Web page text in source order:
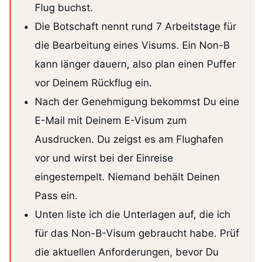
Flug buchst.
Die Botschaft nennt rund 7 Arbeitstage für
die Bearbeitung eines Visums. Ein Non-B
kann länger dauern, also plan einen Puffer
vor Deinem Rückflug ein.
Nach der Genehmigung bekommst Du eine
E-Mail mit Deinem E-Visum zum
Ausdrucken. Du zeigst es am Flughafen
vor und wirst bei der Einreise
eingestempelt. Niemand behält Deinen
Pass ein.
Unten liste ich die Unterlagen auf, die ich
für das Non-B-Visum gebraucht habe. Prüf
die aktuellen Anforderungen, bevor Du